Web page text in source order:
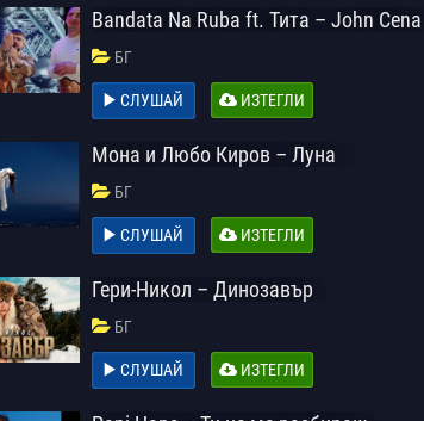
Bandata Na Ruba ft. Тита – John Cena
БГ
СЛУШАЙ ИЗТЕГЛИ
Мона и Любо Киров – Луна
БГ
СЛУШАЙ ИЗТЕГЛИ
Гери-Никол – Динозавър
БГ
СЛУШАЙ ИЗТЕГЛИ